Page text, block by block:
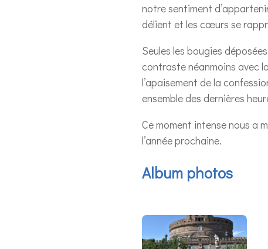
notre sentiment
délient et les cœurs se
Seules les bougies
contraste néanmoins avec
l’apaisement de la
ensemble des dernières
Ce moment intense nous a
l’année prochaine.
Album photos